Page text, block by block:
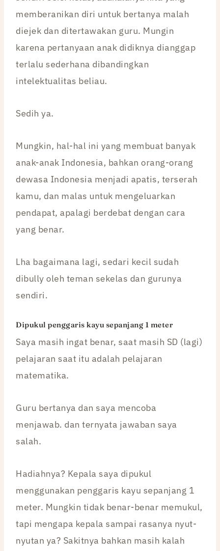
memberanikan diri untuk bertanya malah
diejek dan ditertawakan guru. Mungin
karena pertanyaan anak didiknya dianggap
terlalu sederhana dibandingkan
intelektualitas beliau.
Sedih ya.
Mungkin, hal-hal ini yang membuat banyak
anak-anak Indonesia, bahkan orang-orang
dewasa Indonesia menjadi apatis, terserah
kamu, dan malas untuk mengeluarkan
pendapat, apalagi berdebat dengan cara
yang benar.
Lha bagaimana lagi, sedari kecil sudah
dibully oleh teman sekelas dan gurunya
sendiri.
Dipukul penggaris kayu sepanjang 1 meter
Saya masih ingat benar, saat masih SD (lagi)
pelajaran saat itu adalah pelajaran
matematika.
Guru bertanya dan saya mencoba
menjawab. dan ternyata jawaban saya
salah.
Hadiahnya? Kepala saya dipukul
menggunakan penggaris kayu sepanjang 1
meter. Mungkin tidak benar-benar memukul,
tapi mengapa kepala sampai rasanya nyut-
nyutan ya? Sakitnya bahkan masih kalah